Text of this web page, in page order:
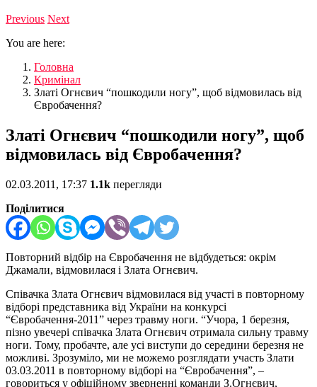
Previous Next
You are here:
Головна
Кримінал
Златі Огнєвич “пошкодили ногу”, щоб відмовилась від
Євробачення?
Златі Огнєвич “пошкодили ногу”, щоб
відмовилась від Євробачення?
02.03.2011, 17:37 1.1k перегляди
Поділитися
Повторний відбір на Євробачення не відбудеться: окрім
Джамали, відмовилася і Злата Огнєвич.
Співачка Злата Огнєвич відмовилася від участі в повторному
відборі представника від України на конкурсі
“Євробачення-2011” через травму ноги. “Учора, 1 березня,
пізно увечері співачка Злата Огнєвич отримала сильну травму
ноги. Тому, пробачте, але усі виступи до середини березня не
можливі. Зрозуміло, ми не можемо розглядати участь Злати
03.03.2011 в повторному відборі на “Євробачення”, –
говориться у офіційному зверненні команди З.Огнєвич,